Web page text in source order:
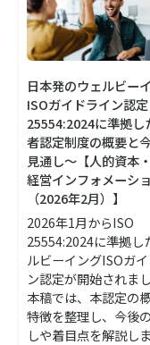
日本発のウェルビー
ISOガイドライン認
25554:2024に準拠し
者認定制度の概要と
見通し～【人的資本
経営インフォメーシ
（2026年2月）】
2026年1月からISO
25554:2024に準拠し
ルビーイングISOガ
ン認定が開始されまし
本稿では、本認定の
特徴を整理し、今後
しや着目点を解説しま